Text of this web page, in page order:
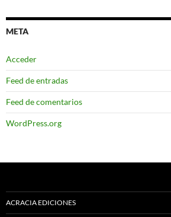
META
Acceder
Feed de entradas
Feed de comentarios
WordPress.org
ACRACIA EDICIONES